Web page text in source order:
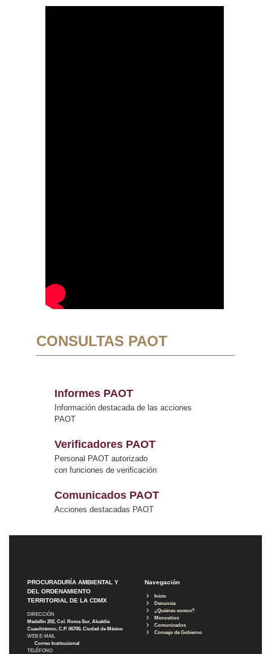
CONSULTAS PAOT
Informes PAOT
Información destacada de las acciones
PAOT
Verificadores PAOT
Personal PAOT autorizado
con funciones de verificación
Comunicados PAOT
Acciones destacadas PAOT
PROCURADURÍA AMBIENTAL Y
DEL ORDENAMIENTO
TERRITORIAL DE LA CDMX
DIRECCIÓN
Medellín 202, Col. Roma Sur, Alcaldía
Cuauhtémoc, C.P. 06700, Ciudad de México
WEB E-MAIL
Correo Institucional
TELÉFONO
Navegación
Inicio
Denuncia
¿Quiénes somos?
Micrositios
Comunicados
Consejo de Gobierno